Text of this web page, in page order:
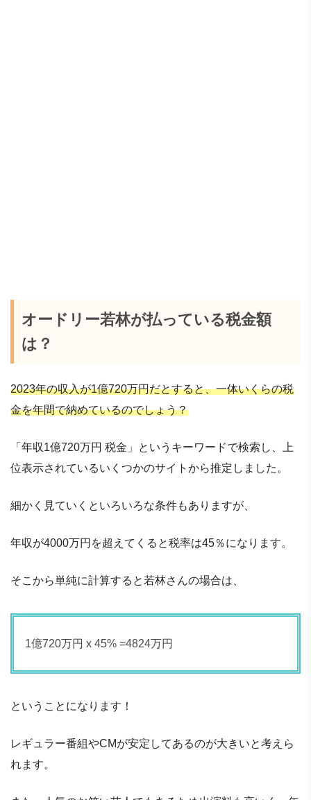
オードリー若林が払っている税金額
は？
2023年の収入が1億720万円だとすると、一体いくらの税
金を年間で納めているのでしょう？
「年収1億720万円 税金」というキーワードで検索し、上
位表示されているいくつかのサイトから推定しました。
細かく見ていくといろいろな条件もありますが、
年収が4000万円を超えてくると税率は45％になります。
そこから単純に計算すると若林さんの場合は、
1億720万円 x 45% =4824万円
ということになります！
レギュラー番組やCMが安定してあるのが大きいと考えら
れます。